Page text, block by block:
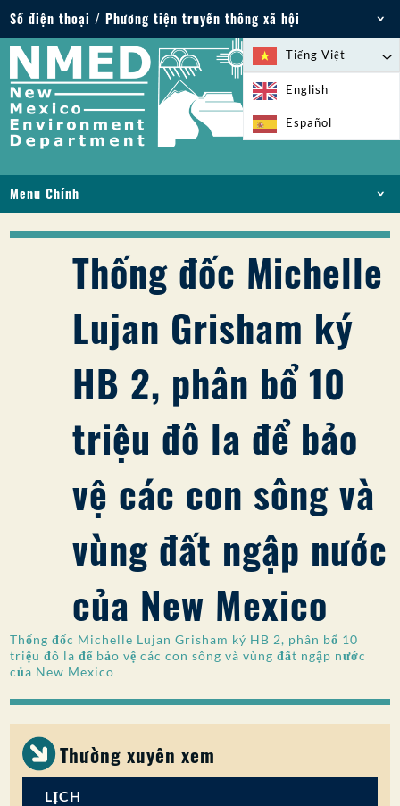
Số điện thoại / Phương tiện truyền thông xã hội
Điện thoại: 505-827-2855
1-800-219-6157
Trường hợp khẩn cấp về môi trường: 505-827-
9329 (24 giờ)
Tiếng Việt
English
Español
Menu Chính
GIẤY PHÉP VÀ GIẤY PHÉP
TUÂN THỦ VÀ THỰC THI
DỊCH VỤ TRỰC TUYẾN
SỰ THAM GIA CỦA CÔNG CHÚNG
Thống đốc Michelle
Lujan Grisham ký
HB 2, phân bổ 10
triệu đô la để bảo
vệ các con sông và
vùng đất ngập nước
của New Mexico
Thống đốc Michelle Lujan Grisham ký HB 2, phân bổ 10
triệu đô la để bảo vệ các con sông và vùng đất ngập nước
của New Mexico
Thường xuyên xem
LỊCH